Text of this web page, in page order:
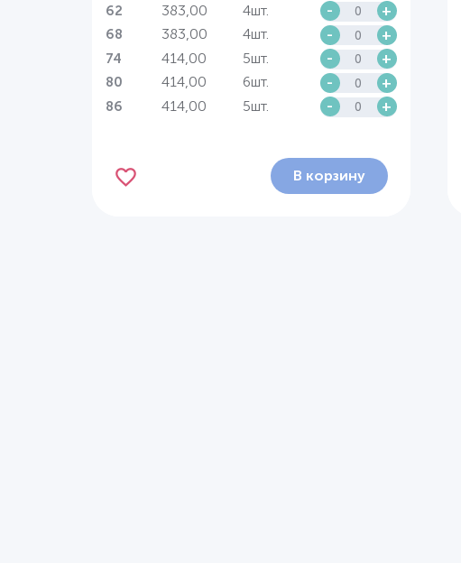
62 383,00 4шт. - +
68 383,00 4шт. - +
74 414,00 5шт. - +
80 414,00 6шт. - +
86 414,00 5шт. - +
В корзину